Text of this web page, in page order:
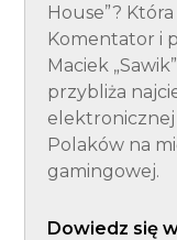
House”?
Komentator i
Maciek
przybliża
elektronicznej
Polaków na
gamingowej.
Dowiedz się